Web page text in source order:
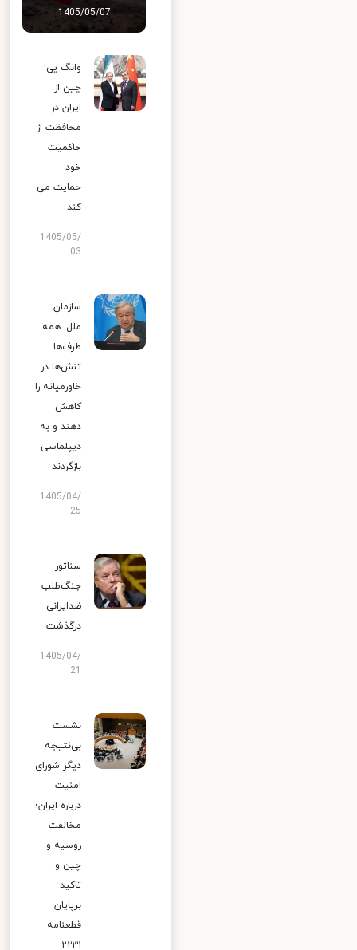
1405/05/07
وانگ یی:
چین از
ایران در
محافظت از
حاکمیت
خود
حمایت می
کند
1405/05/
03
سازمان
ملل: همه
طرف‌ها
تنش‌ها در
خاورمیانه را
کاهش
دهند و به
دیپلماسی
بازگردند
1405/04/
25
سناتور
جنگ‌طلب
ضدایرانی
درگذشت
1405/04/
نشست
بی‌نتیجه
دیگر شورای
امنیت
درباره ایران؛
مخالفت
روسیه و
چین و
تاکید
برپایان
قطعنامه
۲۲۳۱